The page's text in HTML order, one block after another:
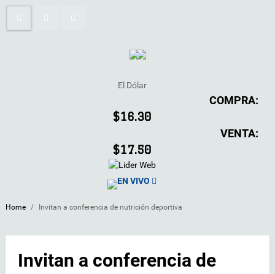
El Dólar
COMPRA:
$16.30
VENTA:
$17.50
EN VIVO
Home / Invitan a conferencia de nutrición deportiva
Invitan a conferencia de